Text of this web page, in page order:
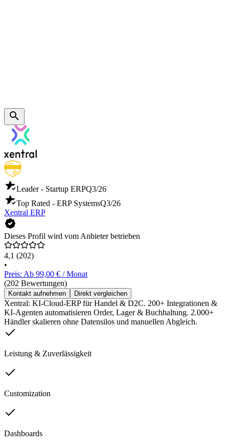
Leader - Startup ERPQ3/26
Top Rated - ERP SystemsQ3/26
Xentral ERP
Dieses Profil wird vom Anbieter betrieben
4,1 (202)
•
Preis: Ab 99,00 € / Monat
(202 Bewertungen)
Kontakt aufnehmen Direkt vergleichen
Xentral: KI-Cloud-ERP für Handel & D2C. 200+ Integrationen &
KI-Agenten automatisieren Order, Lager & Buchhaltung. 2.000+
Händler skalieren ohne Datensilos und manuellen Abgleich.
Leistung & Zuverlässigkeit
Customization
Dashboards